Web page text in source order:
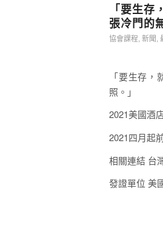
「要生
張冷門的
協會課程, 新聞,
「要生存
照。」
2021美國酒
2021四月起
相關連結 台
發證單位 美